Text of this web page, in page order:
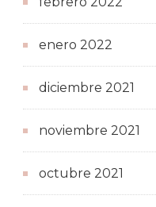
enero 2022
diciembre 2021
noviembre 2021
octubre 2021